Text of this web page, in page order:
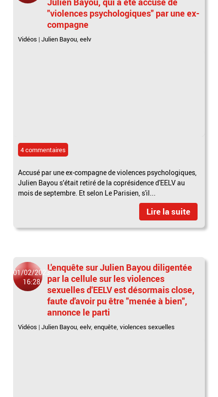
"violences psychologiques" par une ex-
compagne
Vidéos |Julien Bayou,eelv
4 commentaires
Accusé par une ex-compagne de violences psychologiques,
Julien Bayou s’était retiré de la coprésidence d'EELV au
mois de septembre. Et selon Le Parisien, s'il...
Lire la suite
01/02/2023
16:28
L'enquête sur Julien Bayou diligentée
par la cellule sur les violences
sexuelles d'EELV est désormais close,
faute d'avoir pu être "menée à bien",
annonce le parti
Vidéos |Julien Bayou ,eelv,enquête ,violences sexuelles